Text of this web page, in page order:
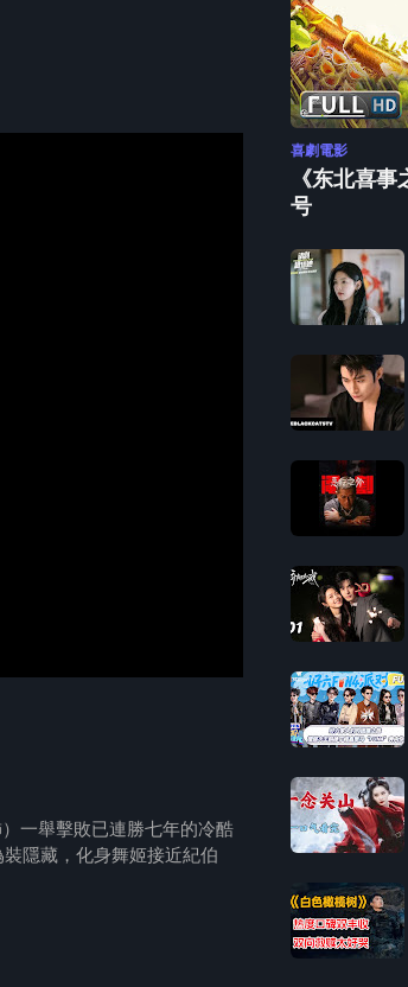
一舉擊敗已連勝七年的冷酷
隱藏，化身舞姬接近紀伯
喜劇電影
《东北喜
号